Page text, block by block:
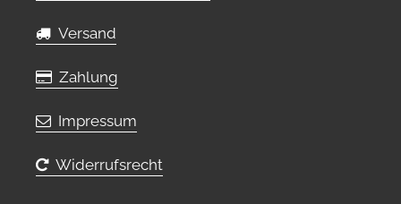
Versand
Zahlung
Impressum
Widerrufsrecht